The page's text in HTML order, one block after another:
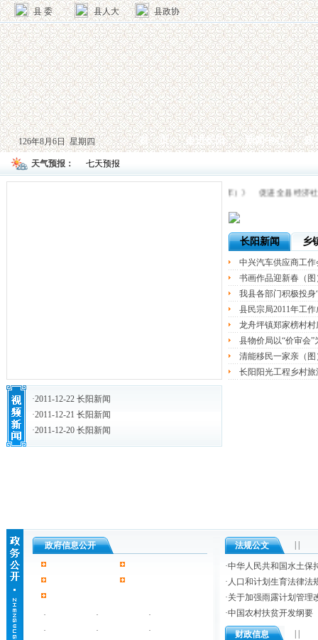
县 委 县人大 县政协
126年8月6日 星期四 首 页 走进长阳 新闻中心 政
天气预报：
宣传贯彻《中国农村扶贫开发纲要（2011－2020年）》 促进全县经
长阳新闻 乡
中兴汽车供应商工
书画作品迎新春（图
我县各部门积极投身
县民宗局2011年工
龙舟坪镇郑家榜村
县物价局以“价审会
清能移民一家亲（图
长阳阳光工程乡村
·2011-12-22 长阳新闻
·2011-12-21 长阳新闻
·2011-12-20 长阳新闻
政府信息公开
· ·
·
·
· ·
法规公文
·中华人民共和国水土保
· 人口和计划生育法律法
·关于加强雨露计划管理
·中国农村扶贫开发纲要
财政信息